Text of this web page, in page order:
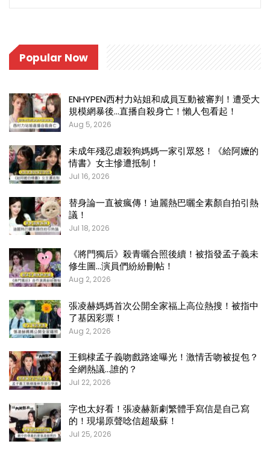
Popular Now
ENHYPEN西村力站姐和成員互動被審判！遭受大
規模網暴後…直播自殺身亡！懶人包看起！
Aug 5, 2026
未成年殘忍虐殺狗媽媽一家引眾怒！《給阿嬤的
情書》女主慘遭抵制！
Jul 16, 2026
替身論一直被瘋傳！迪麗熱巴曬全素顏自拍引熱
議！
Jul 18, 2026
《將門獨后》殺青曬合照後續！被指發孟子義未
修生圖…演員們紛紛刪帖！
Aug 2, 2026
張凌赫媽媽首次公開全家福上高位熱搜！被指中
了基因彩票！
Aug 2, 2026
王鶴棣孟子義吻戲路途曝光！激情舌吻被捉包？
全網熱議…誰的？
Jul 22, 2026
字也太好看！張凌赫新劇繁體手寫信是自己寫
的！現場原聲唸信超級蘇！
Jul 25, 2026